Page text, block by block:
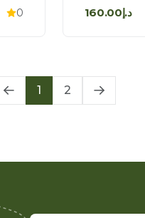
0 د.إ160.00
1 2